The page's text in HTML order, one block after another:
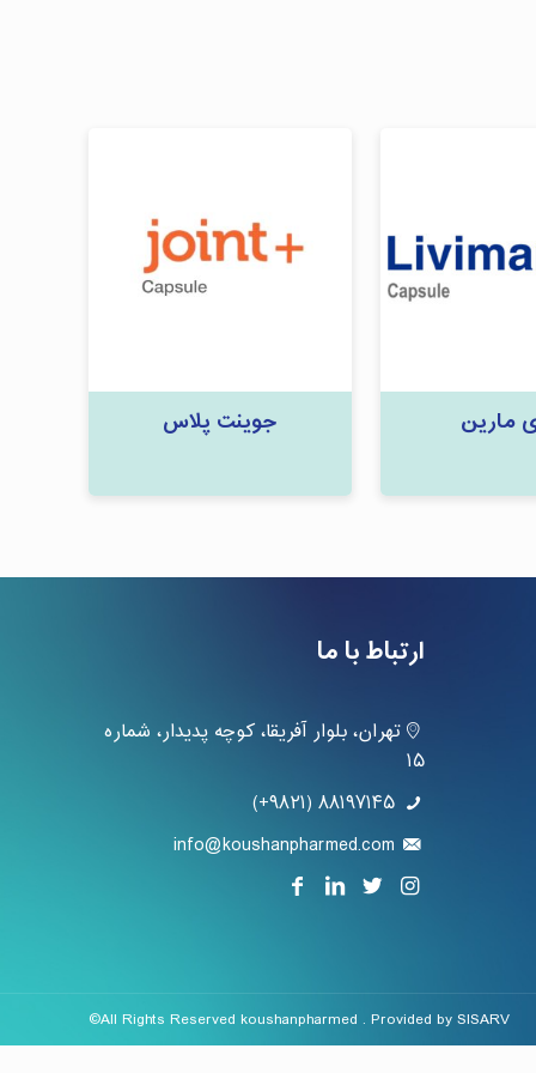
مارین جوینت پلاس
ارتباط با ما
تهران، بلوار آفریقا، کوچه پدیدار، شماره
۱۵
۸۸۱۹۷۱۴۵ (۹۸۲۱+)
info@koushanpharmed.com
©All Rights Reserved koushanpharmed . Provided bySISARV